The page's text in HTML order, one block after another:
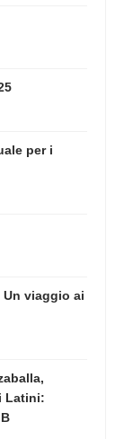
per i
viaggio ai
Latini: